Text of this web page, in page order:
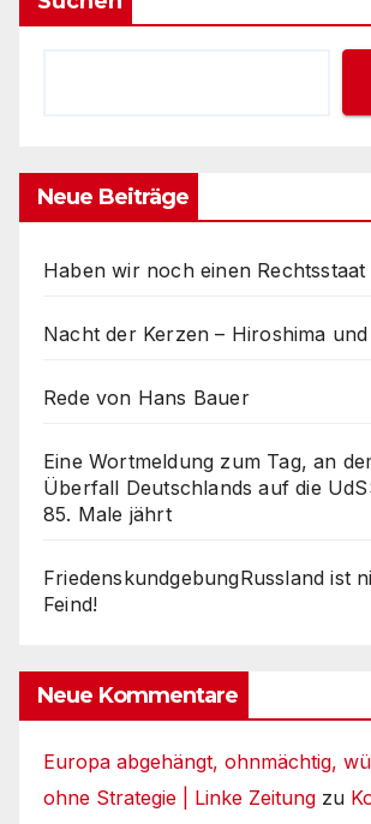
Neue Beiträge
Haben wir noch einen Rechtsstaat
Nacht der Kerzen – Hiroshima
Rede von Hans Bauer
Eine Wortmeldung zum Tag, an
Überfall Deutschlands auf die
85. Male jährt
FriedenskundgebungRussland ist
Feind!
Neue Kommentare
Europa abgehängt, ohnmächtig,
ohne Strategie | Linke Zeitung zu